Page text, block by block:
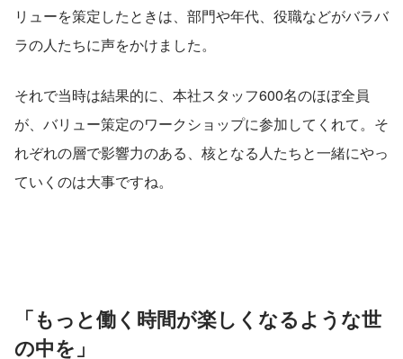
リューを策定したときは、部門や年代、役職などがバラバ
ラの人たちに声をかけました。
それで当時は結果的に、本社スタッフ600名のほぼ全員
が、バリュー策定のワークショップに参加してくれて。そ
れぞれの層で影響力のある、核となる人たちと一緒にやっ
ていくのは大事ですね。
「もっと働く時間が楽しくなるような世
の中を」